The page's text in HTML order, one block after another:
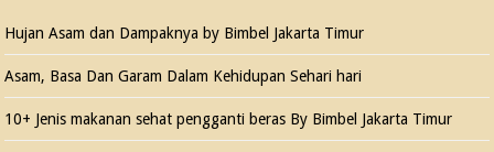
Hujan Asam dan Dampaknya by Bimbel Jakarta Timur
Asam, Basa Dan Garam Dalam Kehidupan Sehari hari
10+ Jenis makanan sehat pengganti beras By Bimbel Jakarta Timur